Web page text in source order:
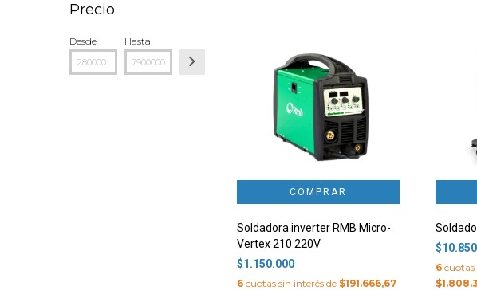
Precio
Desde Hasta
Soldadora inverter RMB Micro-
Vertex 210 220V
$1.150.000
6 cuotas sin interés de $191.666,67
6cuotas